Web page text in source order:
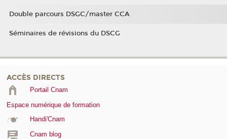
Double parcours DSGC/master CCA
Séminaires de révisions du DSCG
ACCÈS DIRECTS
Portail Cnam
Espace numérique de formation
Handi'Cnam
Cnam blog